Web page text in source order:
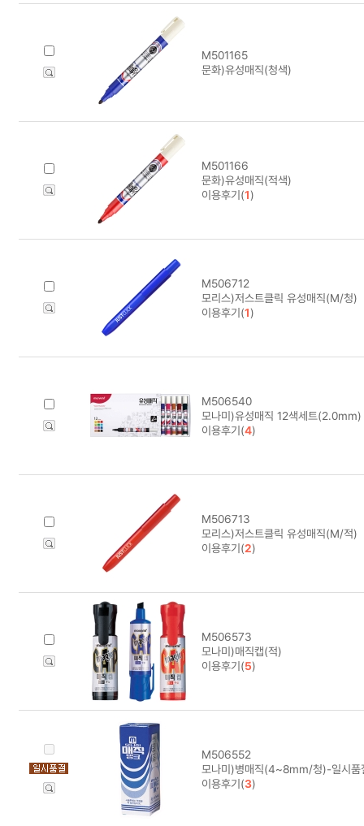
M501165
문화)유성매직(청색)
M501166
문화)유성매직(적색)
이용후기(1)
M506712
모리스)저스트클릭 유성매직(M/청)
이용후기(1)
M506540
모나미)유성매직 12색세트(2.0mm)
이용후기(4)
M506713
모리스)저스트클릭 유성매직(M/적)
이용후기(2)
M506573
모나미)매직캡(적)
이용후기(5)
M506552
모나미)병매직(4~8mm/청)-일시품
이용후기(3)